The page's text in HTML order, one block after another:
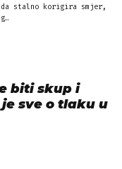
stalno korigira smjer,
biti skup i
sve o tlaku u